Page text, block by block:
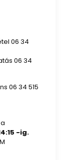
06 34
06 34
06 34 515
-ig.